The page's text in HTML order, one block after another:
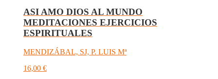
ASI AMO DIOS AL MUNDO
MEDITACIONES EJERCICIOS
ESPIRITUALES
MENDIZÁBAL, SJ, P. LUIS Mª
16,00 €